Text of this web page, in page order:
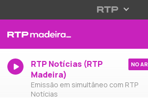
RTP Notícias (RTP
Madeira)
Emissão em simultâneo com RTP
Notícias
NO AR